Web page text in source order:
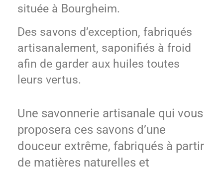
située à Bourgheim.
Des savons d’exception, fabriqués
artisanalement, saponifiés à froid
afin de garder aux huiles toutes
leurs vertus.
Une savonnerie artisanale qui vous
proposera ces savons d’une
douceur extrême, fabriqués à partir
de matières naturelles et